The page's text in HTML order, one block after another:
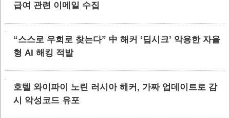
급여 관련 이메일 수집
“스스로 우회로 찾는다” 中 해커 ‘딥시크’ 악용한 자율
형 AI 해킹 적발
호텔 와이파이 노린 러시아 해커, 가짜 업데이트로 감
시 악성코드 유포